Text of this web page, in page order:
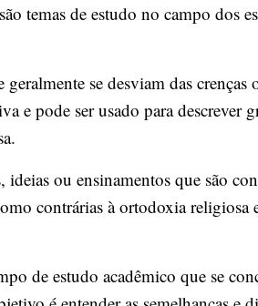
temas de estudo no campo
se desviam das
e pode ser usado para
ideias ou ensinamentos que são
contrárias à ortodoxia religiosa
de estudo acadêmico que se